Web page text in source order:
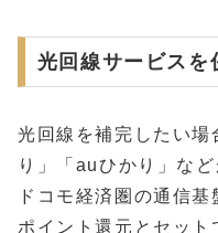
光回線サービスを
光回線を補完したい場
り」「auひかり」な
ドコモ経済圏の通信
ポイント還元とセッ